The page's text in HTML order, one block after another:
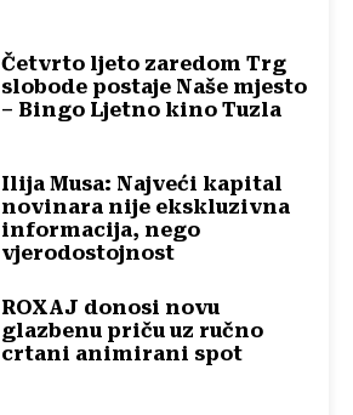
Četvrto ljeto zaredom Trg
slobode postaje Naše mjesto
– Bingo Ljetno kino Tuzla
Ilija Musa: Najveći kapital
novinara nije ekskluzivna
informacija, nego
vjerodostojnost
ROXAJ donosi novu
glazbenu priču uz ručno
crtani animirani spot